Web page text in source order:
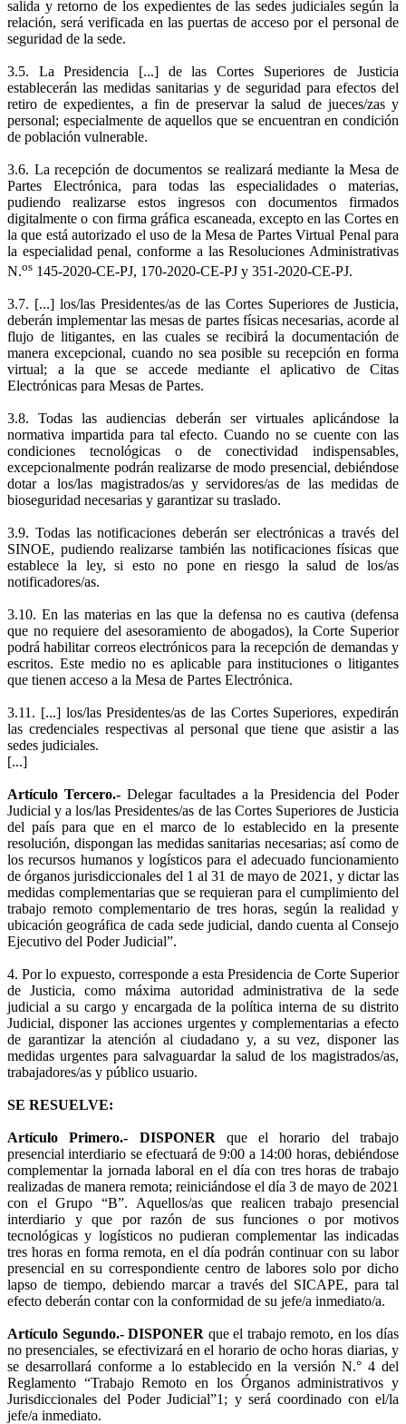
salida y retorno de los expedientes de las sedes judiciales según la
relación, será verificada en las puertas de acceso por el personal de
seguridad de la sede.
3.5. La Presidencia [...] de las Cortes Superiores de Justicia
establecerán las medidas sanitarias y de seguridad para efectos del
retiro de expedientes, a fin de preservar la salud de jueces/zas y
personal; especialmente de aquellos que se encuentran en condición
de población vulnerable.
3.6. La recepción de documentos se realizará mediante la Mesa de
Partes Electrónica, para todas las especialidades o materias,
pudiendo realizarse estos ingresos con documentos firmados
digitalmente o con firma gráfica escaneada, excepto en las Cortes en
la que está autorizado el uso de la Mesa de Partes Virtual Penal para
la especialidad penal, conforme a las Resoluciones Administrativas
N.os 145-2020-CE-PJ, 170-2020-CE-PJ y 351-2020-CE-PJ.
3.7. [...] los/las Presidentes/as de las Cortes Superiores de Justicia,
deberán implementar las mesas de partes físicas necesarias, acorde al
flujo de litigantes, en las cuales se recibirá la documentación de
manera excepcional, cuando no sea posible su recepción en forma
virtual; a la que se accede mediante el aplicativo de Citas
Electrónicas para Mesas de Partes.
3.8. Todas las audiencias deberán ser virtuales aplicándose la
normativa impartida para tal efecto. Cuando no se cuente con las
condiciones tecnológicas o de conectividad indispensables,
excepcionalmente podrán realizarse de modo presencial, debiéndose
dotar a los/las magistrados/as y servidores/as de las medidas de
bioseguridad necesarias y garantizar su traslado.
3.9. Todas las notificaciones deberán ser electrónicas a través del
SINOE, pudiendo realizarse también las notificaciones físicas que
establece la ley, si esto no pone en riesgo la salud de los/as
notificadores/as.
3.10. En las materias en las que la defensa no es cautiva (defensa
que no requiere del asesoramiento de abogados), la Corte Superior
podrá habilitar correos electrónicos para la recepción de demandas y
escritos. Este medio no es aplicable para instituciones o litigantes
que tienen acceso a la Mesa de Partes Electrónica.
3.11. [...] los/las Presidentes/as de las Cortes Superiores, expedirán
las credenciales respectivas al personal que tiene que asistir a las
sedes judiciales.
[...]
Artículo Tercero.-Delegar facultades a la Presidencia del Poder
Judicial y a los/las Presidentes/as de las Cortes Superiores de Justicia
del país para que en el marco de lo establecido en la presente
resolución, dispongan las medidas sanitarias necesarias; así como de
los recursos humanos y logísticos para el adecuado funcionamiento
de órganos jurisdiccionales del 1 al 31 de mayo de 2021, y dictar las
medidas complementarias que se requieran para el cumplimiento del
trabajo remoto complementario de tres horas, según la realidad y
ubicación geográfica de cada sede judicial, dando cuenta al Consejo
Ejecutivo del Poder Judicial”.
4. Por lo expuesto, corresponde a esta Presidencia de Corte Superior
de Justicia, como máxima autoridad administrativa de la sede
judicial a su cargo y encargada de la política interna de su distrito
Judicial, disponer las acciones urgentes y complementarias a efecto
de garantizar la atención al ciudadano y, a su vez, disponer las
medidas urgentes para salvaguardar la salud de los magistrados/as,
trabajadores/as y público usuario.
SE RESUELVE:
Artículo Primero.- DISPONER que el horario del trabajo
presencial interdiario se efectuará de 9:00 a 14:00 horas, debiéndose
complementar la jornada laboral en el día con tres horas de trabajo
realizadas de manera remota; reiniciándose el día 3 de mayo de 2021
con el Grupo “B”. Aquellos/as que realicen trabajo presencial
interdiario y que por razón de sus funciones o por motivos
tecnológicas y logísticos no pudieran complementar las indicadas
tres horas en forma remota, en el día podrán continuar con su labor
presencial en su correspondiente centro de labores solo por dicho
lapso de tiempo, debiendo marcar a través del SICAPE, para tal
efecto deberán contar con la conformidad de su jefe/a inmediato/a.
Artículo Segundo.- DISPONER que el trabajo remoto, en los días
no presenciales, se efectivizará en el horario de ocho horas diarias, y
se desarrollará conforme a lo establecido en la versión N.° 4 del
Reglamento “Trabajo Remoto en los Órganos administrativos y
Jurisdiccionales del Poder Judicial”1; y será coordinado con el/la
jefe/a inmediato.